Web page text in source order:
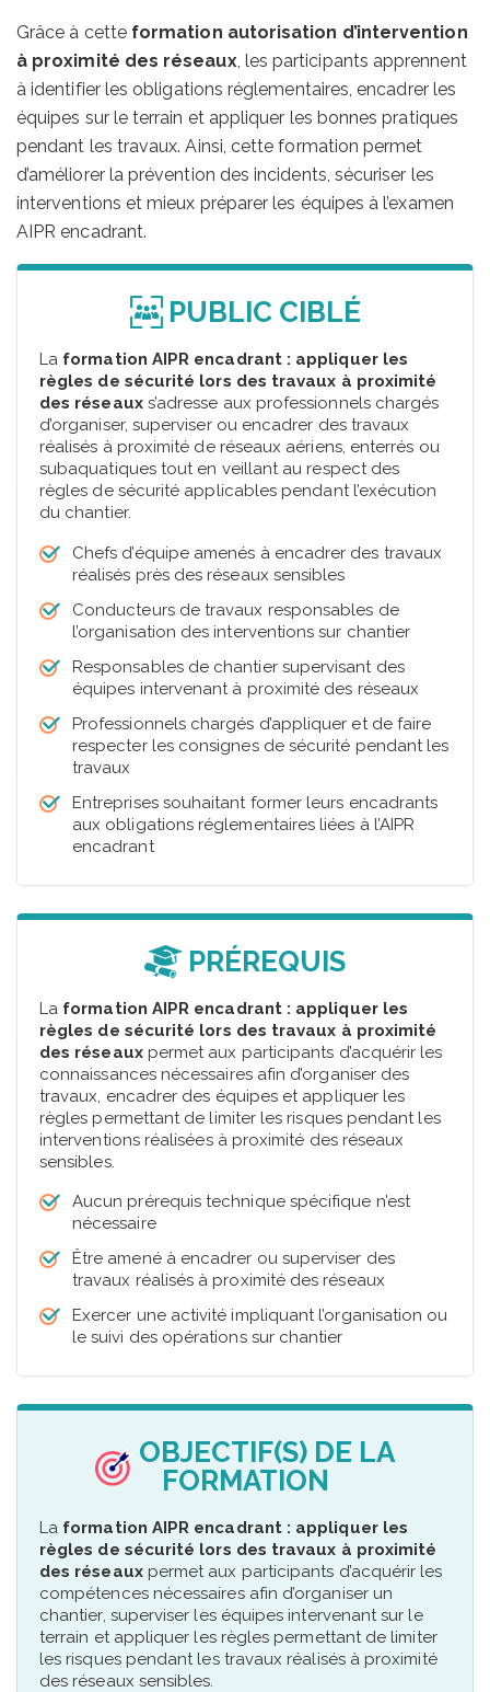
Grâce à cette formation autorisation d’intervention
à proximité des réseaux, les participants apprennent
à identifier les obligations réglementaires, encadrer les
équipes sur le terrain et appliquer les bonnes pratiques
pendant les travaux. Ainsi, cette formation permet
d’améliorer la prévention des incidents, sécuriser les
interventions et mieux préparer les équipes à l’examen
AIPR encadrant.
PUBLIC CIBLÉ
La formation AIPR encadrant : appliquer les
règles de sécurité lors des travaux à proximité
des réseauxs’adresse aux professionnels chargés
d’organiser, superviser ou encadrer des travaux
réalisés à proximité de réseaux aériens, enterrés ou
subaquatiques tout en veillant au respect des
règles de sécurité applicables pendant l’exécution
du chantier.
Chefs d’équipe amenés à encadrer des travaux
réalisés près des réseaux sensibles
Conducteurs de travaux responsables de
l’organisation des interventions sur chantier
Responsables de chantier supervisant des
équipes intervenant à proximité des réseaux
Professionnels chargés d’appliquer et de faire
respecter les consignes de sécurité pendant les
travaux
Entreprises souhaitant former leurs encadrants
aux obligations réglementaires liées à l’AIPR
encadrant
PRÉREQUIS
La formation AIPR encadrant : appliquer les
règles de sécurité lors des travaux à proximité
des réseauxpermet aux participants d’acquérir les
connaissances nécessaires afin d’organiser des
travaux, encadrer des équipes et appliquer les
règles permettant de limiter les risques pendant les
interventions réalisées à proximité des réseaux
sensibles.
Aucun prérequis technique spécifique n’est
nécessaire
Être amené à encadrer ou superviser des
travaux réalisés à proximité des réseaux
Exercer une activité impliquant l’organisation ou
le suivi des opérations sur chantier
OBJECTIF(S) DE LA
FORMATION
La formation AIPR encadrant : appliquer les
règles de sécurité lors des travaux à proximité
des réseauxpermet aux participants d’acquérir les
compétences nécessaires afin d’organiser un
chantier, superviser les équipes intervenant sur le
terrain et appliquer les règles permettant de limiter
les risques pendant les travaux réalisés à proximité
des réseaux sensibles.